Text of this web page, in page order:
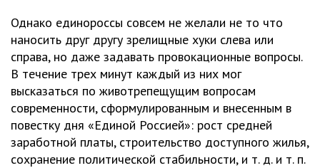
Однако единороссы совсем не желали не то что
наносить друг другу зрелищные хуки слева или
справа, но даже задавать провокационные вопросы.
В течение трех минут каждый из них мог
высказаться по животрепещущим вопросам
современности, сформулированным и внесенным в
повестку дня «Единой Россией»: рост средней
заработной платы, строительство доступного жилья,
сохранение политической стабильности, и т. д. и т. п.